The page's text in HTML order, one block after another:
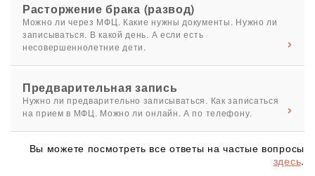
Расторжение брака (развод)
Можно ли через МФЦ. Какие нужны документы. Нужно ли
записываться. В какой день. А если есть
несовершеннолетние дети.
Предварительная запись
Нужно ли предварительно записываться. Как записаться
на прием в МФЦ. Можно ли онлайн. А по телефону.
Вы можете посмотреть все ответы на частые вопросы
здесь.